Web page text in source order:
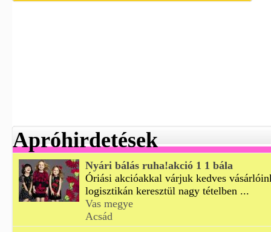
Apróhirdetések
Nyári bálás ruha!akció 1 1 bála
Óriási akcióakkal várjuk kedves
logisztikán keresztül nagy tételben ...
Vas megye
Acsád